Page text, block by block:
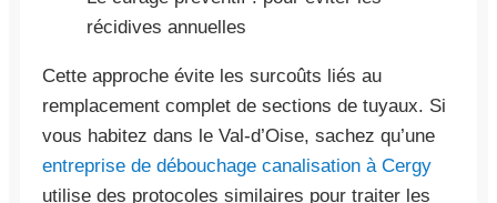
récidives annuelles
Cette approche évite les surcoûts liés au
remplacement complet de sections de tuyaux. Si
vous habitez dans le Val-d’Oise, sachez qu’une
entreprise de débouchage canalisation à Cergy
utilise des protocoles similaires pour traiter les